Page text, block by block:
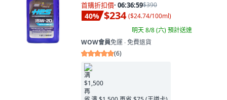
首購折扣價· 06:36:57$390
40% $234 ($24.74/100ml)
明天 8/8 (六)預計送達
WOW會員免運 ∙ 免費退貨
(6)